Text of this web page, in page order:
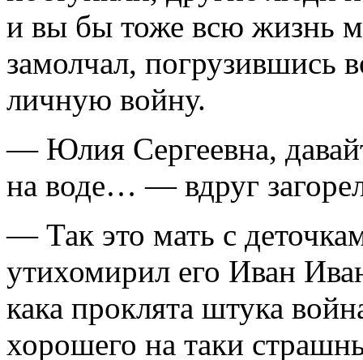
и вы бы тоже всю жизнь
замолчал,
личную войну.
— Юлия Сергеевна,
на воде… — вдруг
— Так это мать с
утихомирил его Иван
кака проклята штука
хорошего на таки